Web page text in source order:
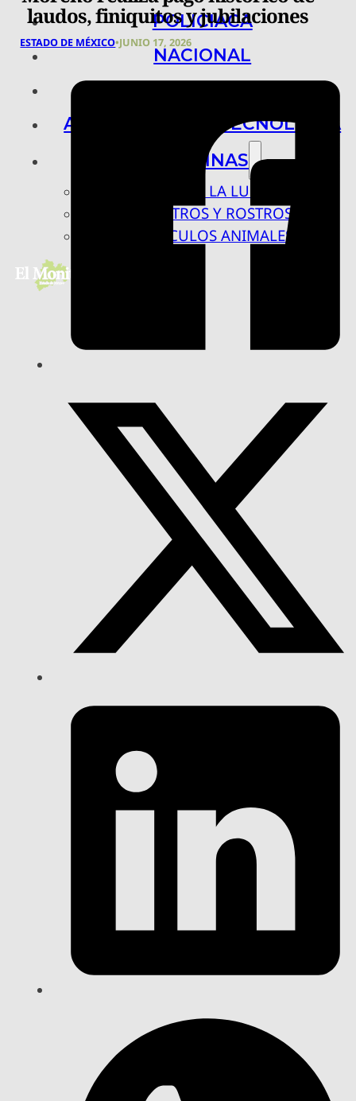
POLICIACA
NACIONAL
ARTE, CIENCIA Y TECNOLOGÍA
COLUMNAS
BAJO LA LUPA
RASTROS Y ROSTROS
VÍNCULOS ANIMALES
laudos, finiquitos y jubilaciones
ESTADO DE MÉXICO•JUNIO 17, 2026